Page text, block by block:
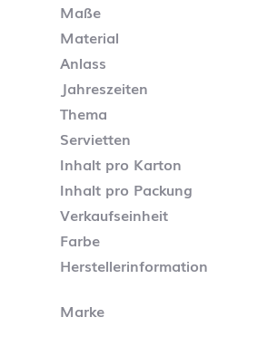
Maße
Material
Anlass
Jahreszeiten
Thema
Servietten
Inhalt pro Karton
Inhalt pro Packung
Verkaufseinheit
Farbe
Herstellerinformation
Marke